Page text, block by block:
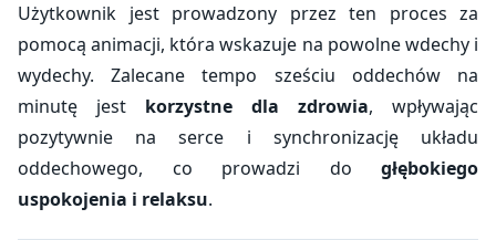
Użytkownik jest prowadzony przez ten proces za
pomocą animacji, która wskazuje na powolne wdechy i
wydechy. Zalecane tempo sześciu oddechów na
minutę jest korzystne dla zdrowia, wpływając
pozytywnie na serce i synchronizację układu
oddechowego, co prowadzi do głębokiego
uspokojenia i relaksu.